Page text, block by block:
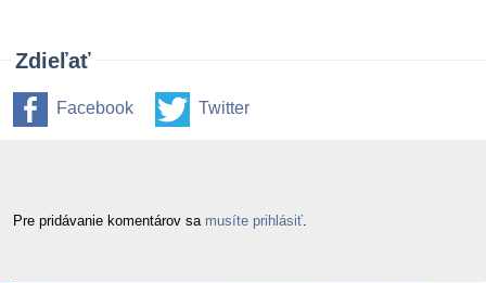
Zdieľať
Facebook Twitter
Pre pridávanie komentárov sa musíte prihlásiť